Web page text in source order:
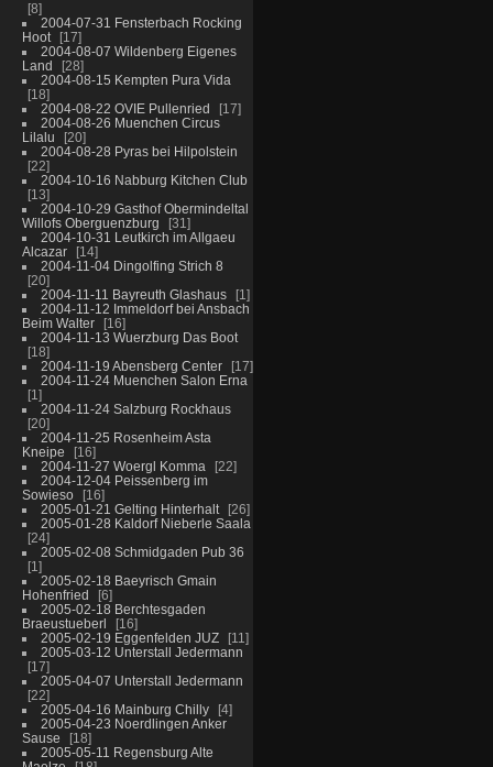
8
2004-07-31 Fensterbach Rocking
Hoot
17
2004-08-07 Wildenberg Eigenes
Land
28
2004-08-15 Kempten Pura Vida
18
2004-08-22 OVIE Pullenried
17
2004-08-26 Muenchen Circus
Lilalu
20
2004-08-28 Pyras bei Hilpolstein
22
2004-10-16 Nabburg Kitchen Club
13
2004-10-29 Gasthof Obermindeltal
Willofs Oberguenzburg
31
2004-10-31 Leutkirch im Allgaeu
Alcazar
14
2004-11-04 Dingolfing Strich 8
20
2004-11-11 Bayreuth Glashaus
1
2004-11-12 Immeldorf bei Ansbach
Beim Walter
16
2004-11-13 Wuerzburg Das Boot
18
2004-11-19 Abensberg Center
17
2004-11-24 Muenchen Salon Erna
1
2004-11-24 Salzburg Rockhaus
20
2004-11-25 Rosenheim Asta
Kneipe
16
2004-11-27 Woergl Komma
22
2004-12-04 Peissenberg im
Sowieso
16
2005-01-21 Gelting Hinterhalt
26
2005-01-28 Kaldorf Nieberle Saala
24
2005-02-08 Schmidgaden Pub 36
1
2005-02-18 Baeyrisch Gmain
Hohenfried
6
2005-02-18 Berchtesgaden
Braeustueberl
16
2005-02-19 Eggenfelden JUZ
11
2005-03-12 Unterstall Jedermann
17
2005-04-07 Unterstall Jedermann
22
2005-04-16 Mainburg Chilly
4
2005-04-23 Noerdlingen Anker
Sause
18
2005-05-11 Regensburg Alte